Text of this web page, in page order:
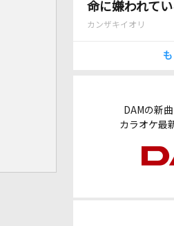
命に嫌われてい
カンザキイオリ
DAMの新
カラオケ最